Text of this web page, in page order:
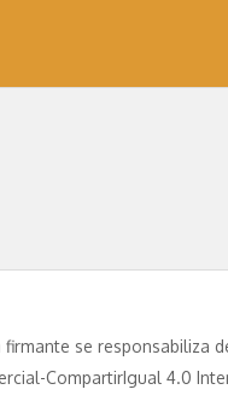
se responsabiliza
CompartirIgual 4.0